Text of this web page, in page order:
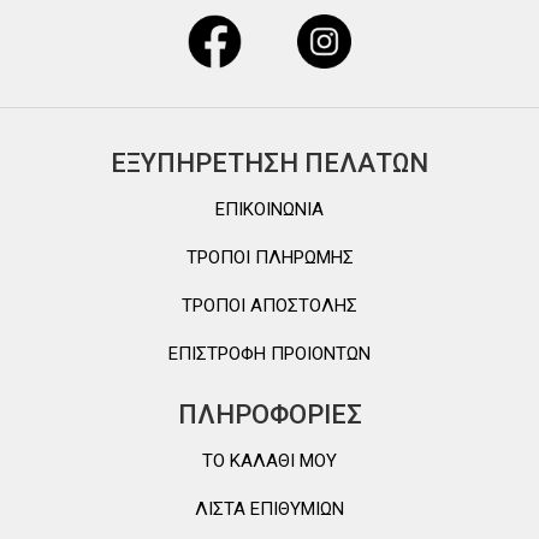
ΕΞΥΠΗΡΕΤΗΣΗ ΠΕΛΑΤΩΝ
ΕΠΙΚΟΙΝΩΝΙΑ
ΤΡΟΠΟΙ ΠΛΗΡΩΜΗΣ
ΤΡΟΠΟΙ ΑΠΟΣΤΟΛΗΣ
ΕΠΙΣΤΡΟΦΗ ΠΡΟΙΟΝΤΩΝ
ΠΛΗΡΟΦΟΡΙΕΣ
TO ΚΑΛΑΘΙ MOY
ΛΙΣΤΑ ΕΠΙΘΥΜΙΩΝ